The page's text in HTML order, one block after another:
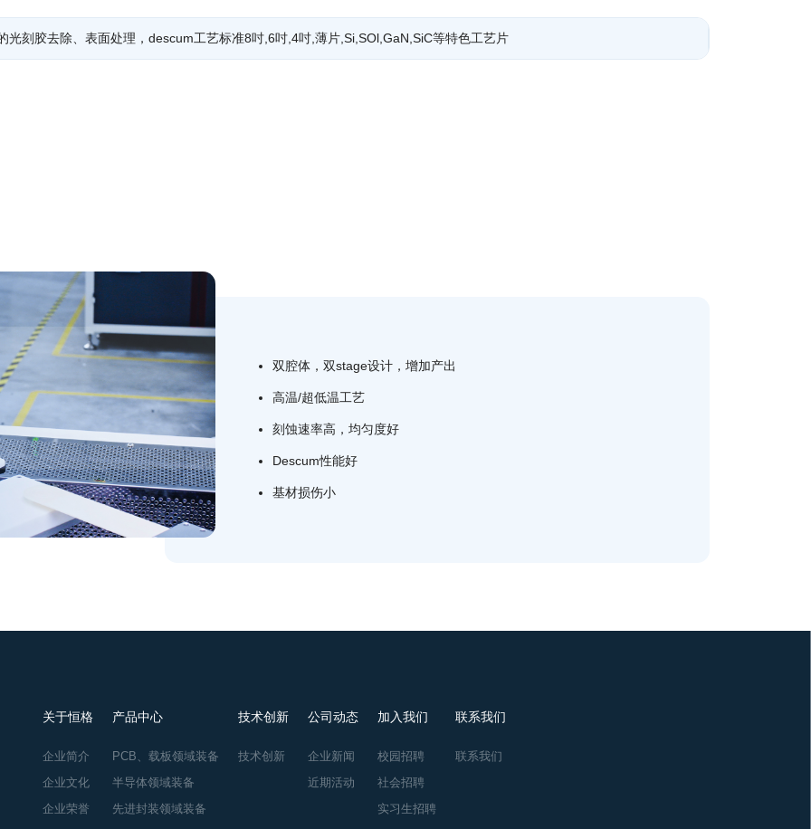
光刻胶去除、表面处理，descum工艺标准8吋,6吋,4吋,薄片,Si,SOl,GaN,SiC等特色工艺片
双腔体，双stage设计，增加产出
高温/超低温工艺
刻蚀速率高，均匀度好
Descum性能好
基材损伤小
关于恒格
企业简介
企业文化
企业荣誉
产品中心
PCB、载板领域装备
半导体领域装备
先进封装领域装备
技术创新
技术创新
公司动态
企业新闻
近期活动
加入我们
校园招聘
社会招聘
实习生招聘
联系我们
联系我们